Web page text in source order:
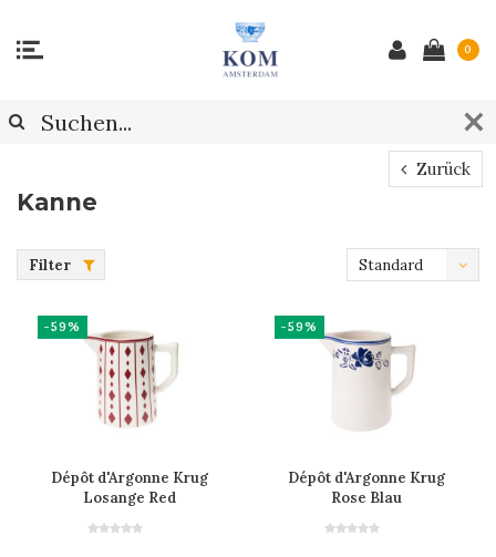
0
Zurück
Kanne
Filter Standard
-59%
Dépôt d'Argonne Krug
Losange Red
-59%
Dépôt d'Argonne Krug
Rose Blau